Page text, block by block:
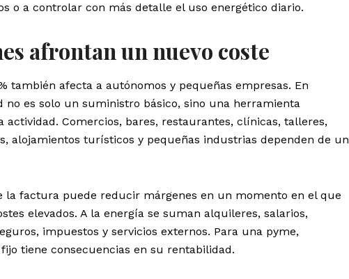
o a controlar con más detalle el uso energético diario.
afrontan un nuevo coste
también afecta a autónomos y pequeñas empresas. En
no es solo un suministro básico, sino una herramienta
Comercios, bares, restaurantes, clínicas, talleres,
alojamientos turísticos y pequeñas industrias dependen de un
la factura puede reducir márgenes en un momento en el que
elevados. A la energía se suman alquileres, salarios,
impuestos y servicios externos. Para una pyme,
tiene consecuencias en su rentabilidad.